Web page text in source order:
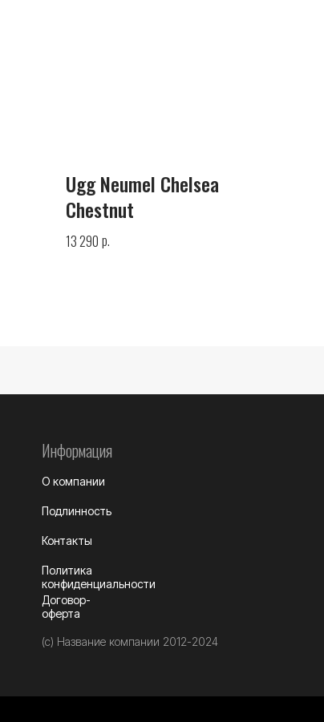
Ugg Neumel Chelsea
Chestnut
13 290 р.
Информация
(c) Название компании 2012-2024
О компании
Контакты
Политика
конфиденциальности
Договор-
оферта
Подлинность